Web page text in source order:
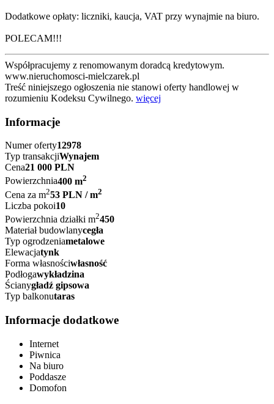
Dodatkowe opłaty: liczniki, kaucja, VAT przy wynajmie na biuro.
POLECAM!!!
Współpracujemy z renomowanym doradcą kredytowym.
www.nieruchomosci-mielczarek.pl
Treść niniejszego ogłoszenia nie stanowi oferty handlowej w
rozumieniu Kodeksu Cywilnego. więcej
Informacje
Numer oferty12978
Typ transakcjiWynajem
Cena21 000 PLN
Powierzchnia400 m2
Cena za m253 PLN / m2
Liczba pokoi10
Powierzchnia działki m2450
Materiał budowlanycegła
Typ ogrodzeniametalowe
Elewacjatynk
Forma własnościwłasność
Podłogawykładzina
Ścianygładź gipsowa
Typ balkonutaras
Informacje dodatkowe
Internet
Piwnica
Na biuro
Poddasze
Domofon